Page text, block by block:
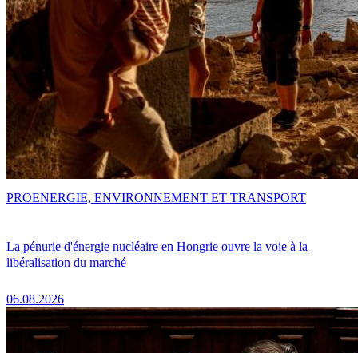
La pénurie d'énergie nucléaire en Hongrie ouvre la voie à la
libéralisation du marché
06.08.2026
PROENERGIE, ENVIRONNEMENT ET TRANSPORT